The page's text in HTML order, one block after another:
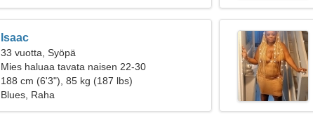
Isaac
33 vuotta, Syöpä
Mies haluaa tavata naisen 22-30
188 cm (6'3"), 85 kg (187 lbs)
Blues, Raha